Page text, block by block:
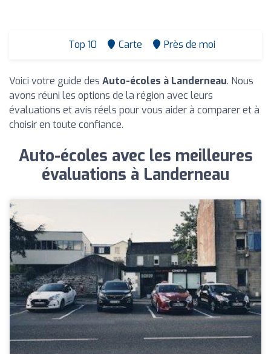
Top 10 Carte Près de moi
Voici votre guide des Auto-écoles à Landerneau. Nous
avons réuni les options de la région avec leurs
évaluations et avis réels pour vous aider à comparer et à
choisir en toute confiance.
Auto-écoles avec les meilleures
évaluations à Landerneau